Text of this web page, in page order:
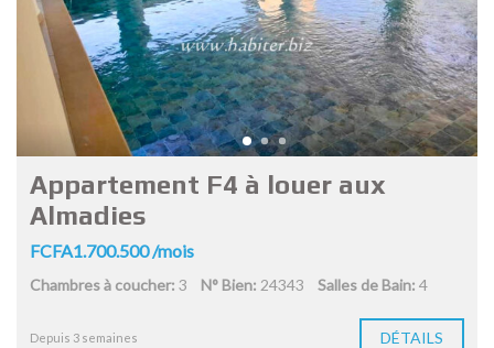
Appartement F4 à louer aux
Almadies
FCFA1.700.500 /mois
Chambres à coucher: 3 N° Bien: 24343 Salles de Bain: 4
Depuis 3 semaines DÉTAILS